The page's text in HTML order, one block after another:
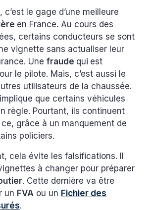
c’est le gage d’une meilleure
en France. Au cours des
certains conducteurs se sont
vignette sans actualiser leur
Unefraude qui est
le pilote. Mais, c’est aussi le
utilisateurs de la chaussée.
que certains véhicules
règle. Pourtant, ils continuent
grâce à un manquement de
policiers.
cela évite les falsifications. Il
à changer pour préparer
. Cette dernière va être
un FVA ou un Fichier des
.